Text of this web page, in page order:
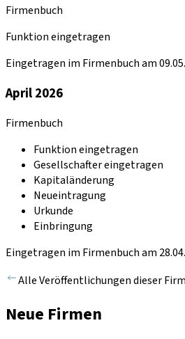
Firmenbuch
Funktion eingetragen
Eingetragen im Firmenbuch am
April 2026
Firmenbuch
Funktion eingetragen
Gesellschafter eingetragen
Kapitaländerung
Neueintragung
Urkunde
Einbringung
Eingetragen im Firmenbuch am
Alle Veröffentlichungen dieser
Neue Firmen